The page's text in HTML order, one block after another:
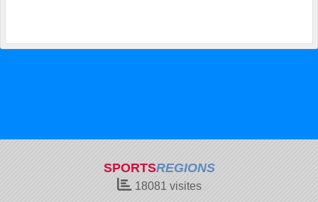
SPORTSREGIONS
18081 visites